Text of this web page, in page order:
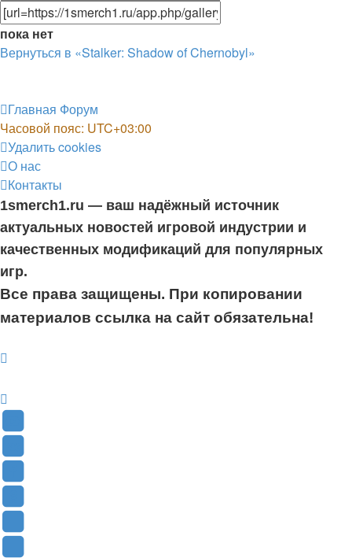
пока нет
Вернуться в «Stalker: Shadow of Chernobyl»
Главная Форум
Часовой пояс: UTC+03:00
Удалить cookies
О нас
Контакты
1smerch1.ru — ваш надёжный источник
актуальных новостей игровой индустрии и
качественных модификаций для популярных
игр.
Все права защищены. При копировании
материалов ссылка на сайт обязательна!